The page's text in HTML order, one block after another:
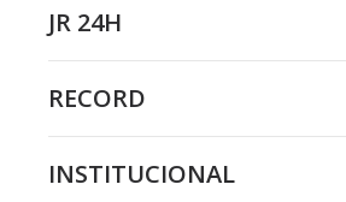
JR 24H
RECORD
INSTITUCIONAL